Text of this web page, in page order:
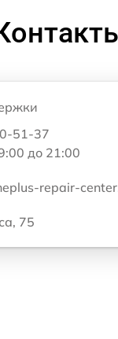
51-37
до 21:00
repair-
75